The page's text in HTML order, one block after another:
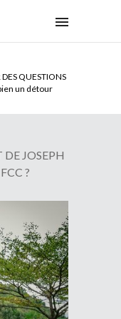
QUESTIONS
un détour
JOSEPH
?